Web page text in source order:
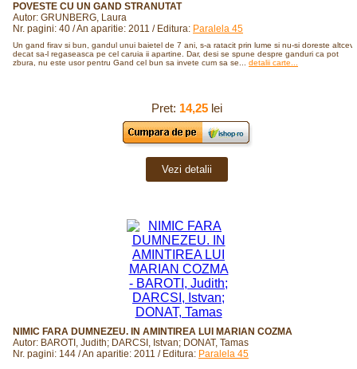
POVESTE CU UN GAND STRANUTAT
Autor: GRUNBERG, Laura
Nr. pagini: 40 / An aparitie: 2011 / Editura: Paralela 45
Un gand firav si bun, gandul unui baietel de 7 ani, s-a ratacit prin lume si nu-si doreste
decat sa-l regaseasca pe cel caruia ii apartine. Dar, desi se spune despre ganduri ca pot
zbura, nu este usor pentru Gand cel bun sa invete cum sa se... detalii carte...
Pret: 14,25lei
Vezi detalii
NIMIC FARA DUMNEZEU. IN AMINTIREA LUI MARIAN COZMA
Autor: BAROTI, Judith; DARCSI, Istvan; DONAT, Tamas
Nr. pagini: 144 / An aparitie: 2011 / Editura: Paralela 45